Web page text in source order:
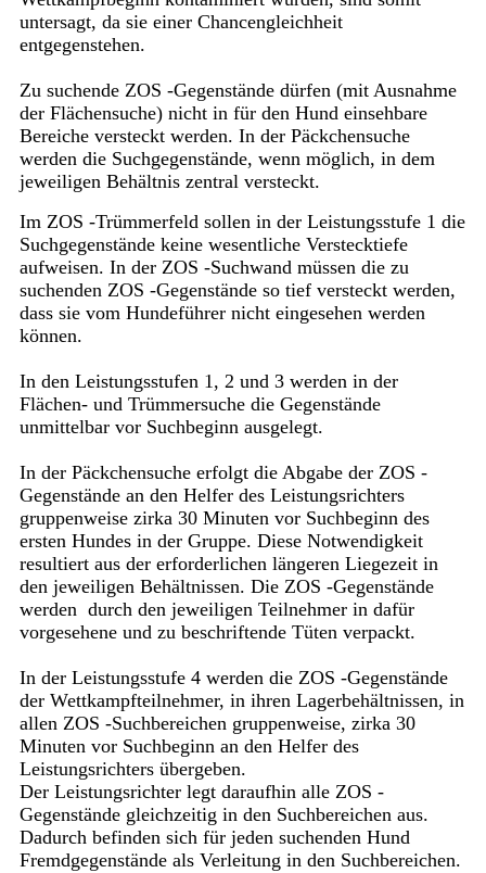
untersagt, da sie einer Chancengleichheit
entgegenstehen.
Zu suchende ZOS -Gegenstände dürfen (mit Ausnahme
der Flächensuche) nicht in für den Hund einsehbare
Bereiche versteckt werden. In der Päckchensuche
werden die Suchgegenstände, wenn möglich, in dem
jeweiligen Behältnis zentral versteckt.
Im ZOS -Trümmerfeld sollen in der Leistungsstufe 1 die
Suchgegenstände keine wesentliche Verstecktiefe
aufweisen. In der ZOS -Suchwand müssen die zu
suchenden ZOS -Gegenstände so tief versteckt werden,
dass sie vom Hundeführer nicht eingesehen werden
können.
In den Leistungsstufen 1, 2 und 3 werden in der
Flächen- und Trümmersuche die Gegenstände
unmittelbar vor Suchbeginn ausgelegt.
In der Päckchensuche erfolgt die Abgabe der ZOS -
Gegenstände an den Helfer des Leistungsrichters
gruppenweise zirka 30 Minuten vor Suchbeginn des
ersten Hundes in der Gruppe. Diese Notwendigkeit
resultiert aus der erforderlichen längeren Liegezeit in
den jeweiligen Behältnissen. Die ZOS -Gegenstände
werden durch den jeweiligen Teilnehmer in dafür
vorgesehene und zu beschriftende Tüten verpackt.
In der Leistungsstufe 4 werden die ZOS -Gegenstände
der Wettkampfteilnehmer, in ihren Lagerbehältnissen, in
allen ZOS -Suchbereichen gruppenweise, zirka 30
Minuten vor Suchbeginn an den Helfer des
Leistungsrichters übergeben.
Der Leistungsrichter legt daraufhin alle ZOS -
Gegenstände gleichzeitig in den Suchbereichen aus.
Dadurch befinden sich für jeden suchenden Hund
Fremdgegenstände als Verleitung in den Suchbereichen.